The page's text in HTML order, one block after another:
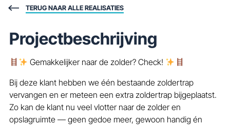
TERUG NAAR ALLE REALISATIES
Projectbeschrijving
Gemakkelijker naar de zolder? Check!
Bij deze klant hebben we één bestaande zoldertrap
vervangen en er meteen een extra zoldertrap bijgeplaatst.
Zo kan de klant nu veel vlotter naar de zolder en
opslagruimte — geen gedoe meer, gewoon handig én